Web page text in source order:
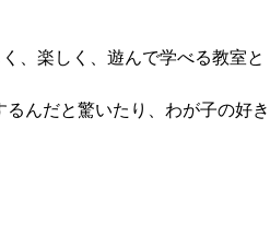
、楽しく、遊んで学べる教室と
んだと驚いたり、わが子の好き